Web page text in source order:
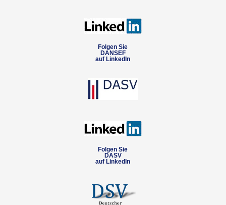
Folgen Sie
DANSEF
auf LinkedIn
Folgen Sie
DASV
auf LinkedIn